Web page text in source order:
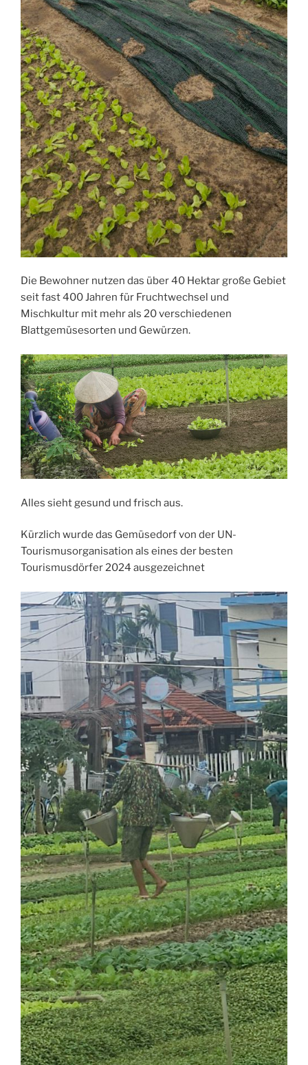
Die Bewohner nutzen das über 40 Hektar große Gebiet
seit fast 400 Jahren für Fruchtwechsel und
Mischkultur mit mehr als 20 verschiedenen
Blattgemüsesorten und Gewürzen.
Alles sieht gesund und frisch aus.
Kürzlich wurde das Gemüsedorf von der UN-
Tourismusorganisation als eines der besten
Tourismusdörfer 2024 ausgezeichnet